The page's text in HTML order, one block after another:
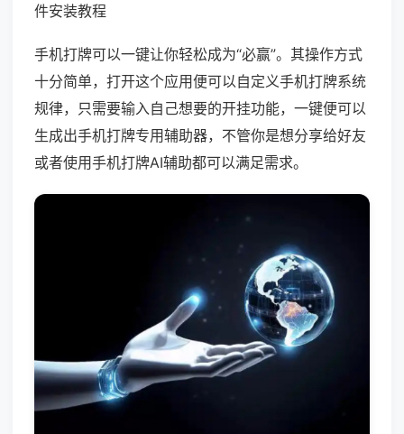
件安装教程
手机打牌可以一键让你轻松成为“必赢”。其操作方式
十分简单，打开这个应用便可以自定义手机打牌系统
规律，只需要输入自己想要的开挂功能，一键便可以
生成出手机打牌专用辅助器，不管你是想分享给好友
或者使用手机打牌AI辅助都可以满足需求。